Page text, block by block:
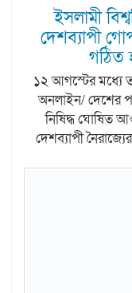
ইসলামী
দেশব্যাপী
গঠিত
১২ আগস্টের মধ্যে
অনলাইন/ দেশের
নিষিদ্ধ ঘোষিত
দেশব্যাপী